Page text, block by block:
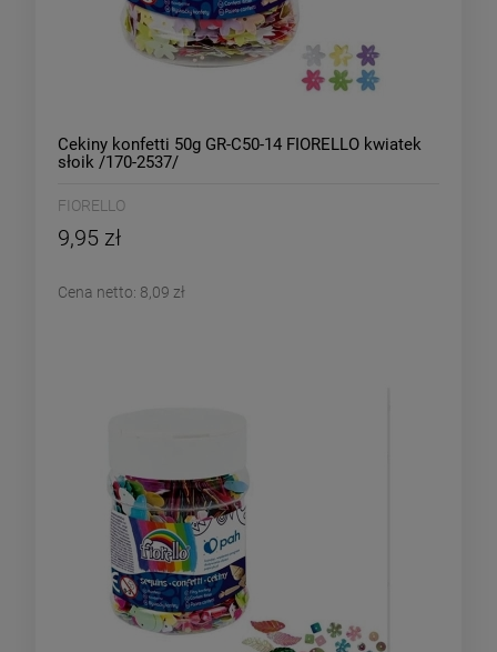
Cekiny konfetti 50g GR-C50-14 FIORELLO kwiatek
słoik /170-2537/
FIORELLO
9,95 zł
Cena netto: 8,09 zł